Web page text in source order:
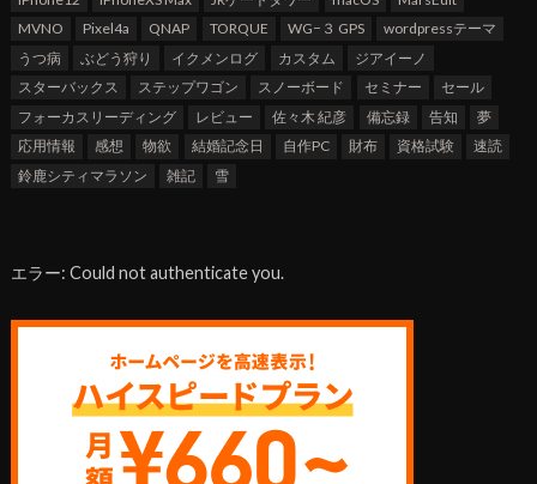
MVNO
Pixel4a QNAP TORQUE WG−３ GPS
wordpressテーマ
うつ病
ぶどう狩り イクメンログ カスタム
ジアイーノ
スターバックス
ステップワゴン スノーボード セミナー
セール
フォーカスリーディング
レビュー 佐々木 紀彦 備忘録 告知
夢
応用情報
感想 物欲 結婚記念日 自作PC 財布 資格試験
速読
鈴鹿シティマラソン
雑記 雪
エラー: Could not authenticate you.